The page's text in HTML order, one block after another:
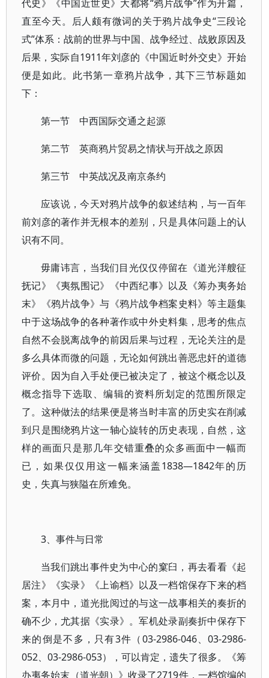
代史》《中国近世史》大都将“鸦片战争”作为开篇，
直至今天。后人颇有微词的关于鸦片战争史“三段论
式”体系：战前的世界与中国、战争经过、战败原因及
后果，实际自1911年刘彦的《中国近时外交史》开始
便是如此。此书第一章鸦片战争，其下三节标题如
下：
第一节 中西国际交通之起源
第二节 英商鸦片贸易之情状与开战之原因
第三节 中英战况及南京条约
应该说，今天对鸦片战争的叙述结构，与一百年
前刘彦的著作并无根本的差别，只是具体问题上的认
识有不同。
毋庸讳言，当我们目光仅仅停留在《道光洋艘征
抚记》《夷氛围记》《中西纪事》以及《筹办夷务始
末》《鸦片战争》与《鸦片战争档案史料》等主题集
中于这场战争的各种著作或中外史料集，思考的焦点
自然不会脱离战争的前因后果与过程，无论关注的是
多么具体而微的问题，无论如何跳出善恶忠奸的道德
评价。因为自入手处便已被决定了，被这个概念以及
概念指导下选取、编辑的资料所划定的范围所限定
了。这种做法的结果便是将当时丰富的历史实在削减
到只是围绕鸦片这一轴心旋转的历史表现，自然，这
样的画面只是那几年交错重叠的众多画面中一幅而
已，如果仅仅用这一幅来涵盖1838—1842年的历
史，失真与狭隘在所难免。
3、事件与日常
当我们跳出事件史为中心的窠臼，再去看看《起
居注》《实录》《上谕档》以及一档馆保存下来的档
案，本月中，道光批阅过的与这一战事相关的奏折的
确不少，尤其据《实录》。军机处录副奏折中保存下
来的倒是不多，只有3件（03-2986-046、03-2986-
052、03-2986-053），可以肯定，遗失了很多。《筹
办夷务始末（道光朝）》收录了2719件，一档馆编的